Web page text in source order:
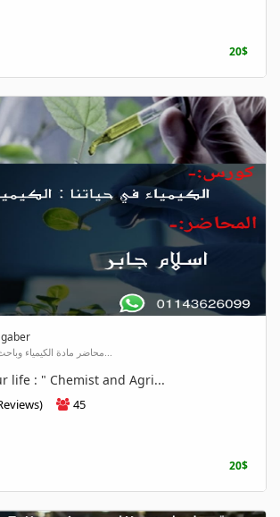
20$
محاضر مادة الكيمياء وباحث في الطاقة...
life : " Chemist and Agri...
45
20$